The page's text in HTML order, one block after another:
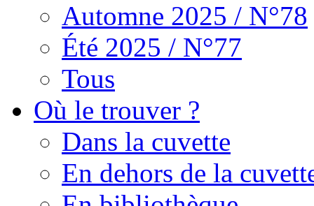
Automne 2025 / N°78
Été 2025 / N°77
Tous
Où le trouver ?
Dans la cuvette
En dehors de la